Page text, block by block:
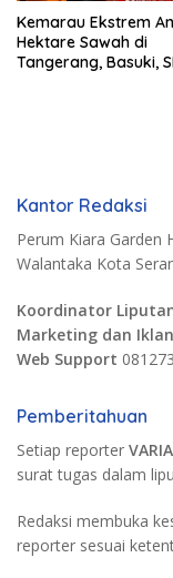
Kemarau Ekstrem
Hektare Sawah di
Tangerang, Basuki,
Kantor Redaksi
Perum Kiara Garden
Walantaka Kota
Koordinator
Marketing dan Iklan
Web Support
Pemberitahuan
Setiap reporter
surat tugas dalam
Redaksi membuka
reporter sesuai